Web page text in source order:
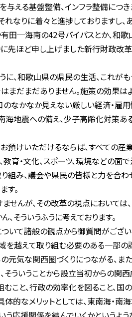
与える基盤整備、インフラ整備につ
れなりに着々と進捗しておりますし
田─海南の42号バイパスとか、和歌
先ほど申し上げました新行財政改
に、和歌山県の県民の生活、これが
はまだまだありません。施策の効果
のなかなか見えない厳しい経済・
海地震への備え、少子高齢化対策
預けいただけるならば、すべての産
教育・文化、スポーツ、環境などの
組み、議会や県民の皆様と力を合
す。
せんが、その改革の視点においては
そういうふうに考えております。
いて諸般の観点から御質問がござい
を越えて取り組む必要のある一部の
元気な関西圏づくりにつながる、
そういうことから設立当初からの
こと、行政の効率化を図ること、国
的なメリットとしては、東南海・南